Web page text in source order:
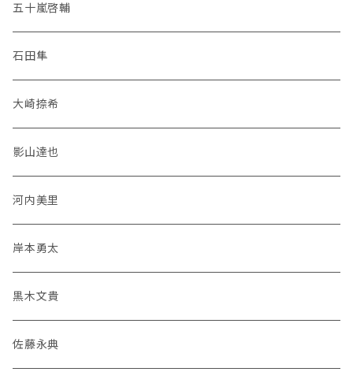
五十嵐啓輔
石田隼
大崎捺希
影山達也
河内美里
岸本勇太
黒木文貴
佐藤永典